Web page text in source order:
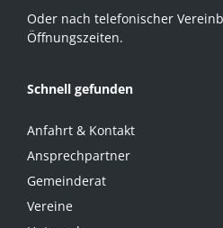
Oder nach telefonischer
Öffnungszeiten.
Schnell gefunden
Anfahrt & Kontakt
Ansprechpartner
Gemeinderat
Vereine